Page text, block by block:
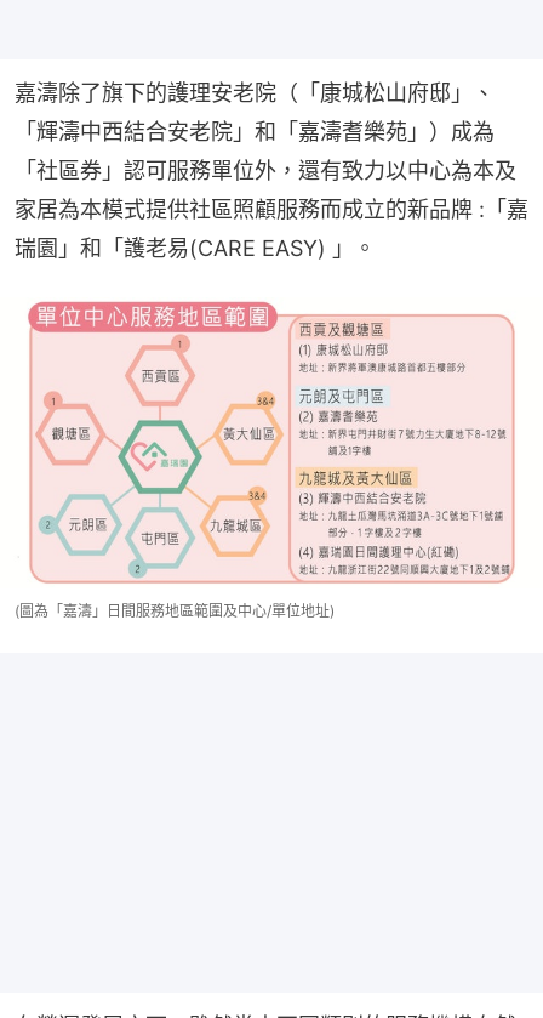
嘉濤除了旗下的護理安老院（「康城松山府邸」、
「輝濤中西結合安老院」和「嘉濤耆樂苑」）成為
「社區券」認可服務單位外，還有致力以中心為本及
家居為本模式提供社區照顧服務而成立的新品牌 :「嘉
瑞園」和「護老易(CARE EASY) 」。
(圖為「嘉濤」日間服務地區範圍及中心/單位地址)